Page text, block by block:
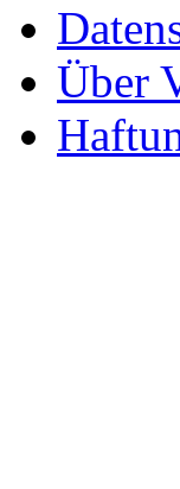
Über